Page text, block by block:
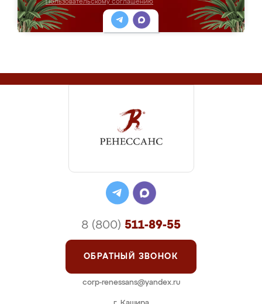
Пользовательскому соглашению
8 (800) 511-89-55
ОБРАТНЫЙ ЗВОНОК
corp-renessans@yandex.ru